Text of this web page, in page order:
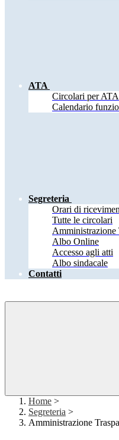
ATA
Circolari per ATA
Calendario
Segreteria
Orari di
Tutte le circolari
Amministrazione
Albo Online
Accesso agli atti
Albo sindacale
Contatti
Home >
Segreteria >
Amministrazione